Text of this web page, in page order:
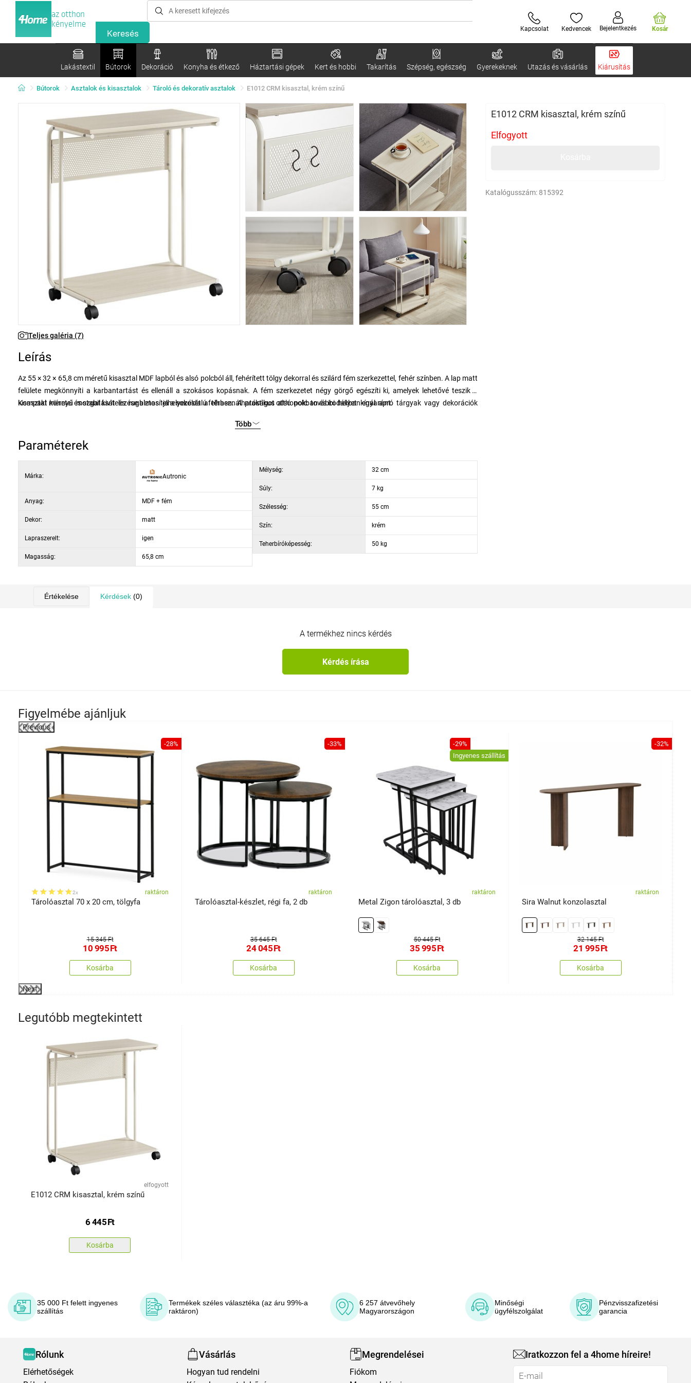
az otthon
kényelme
Kapcsolat Kedvencek Bejelentkezés Kosár
Lakástextil Bútorok Dekoráció Konyha és étkező Háztartási gépek Kert és hobbi Takarítás Szépség, egészség Gyerekeknek Utazás és vásárlás Kiárusítás
Bútorok Asztalok és kisasztalok Tároló és dekoratív asztalok E1012 CRM kisasztal, krém színű
Teljes galéria (7)
E1012 CRM kisasztal, krém színű
Elfogyott
Katalógusszám: 815392
Leírás
Az 55 × 32 × 65,8 cm méretű kisasztal MDF lapból és alsó polcból áll, fehérített tölgy dekorral és szilárd fém szerkezettel, fehér színben. A lap matt
felülete megkönnyíti a karbantartást és ellenáll a szokásos kopásnak. A fém szerkezetet négy görgő egészíti ki, amelyek lehetővé teszik a
kisasztal könnyű mozgatását és rugalmas elhelyezését a térben. A praktikus alsó polc további helyet kínál apró tárgyak vagy dekorációk
Kompakt méretei és stabil kivitelezése biztosítja a sokoldalú felhasználhatóságot otthonokban és irodákban egyaránt.
Több
Paraméterek
Márka: Autronic
Anyag: MDF + fém
Dekor: matt
Lapraszerelt: igen
Magasság: 65,8 cm
Mélység: 32 cm
Súly: 7 kg
Szélesség: 55 cm
Szín: krém
Teherbíróképesség: 50 kg
Értékelése Kérdések (0)
A termékhez nincs kérdés
Kérdés írása
Figyelmébe ajánljuk
Previous
-28%
2x raktáron
Tárolóasztal 70 x 20 cm, tölgyfa
15 345 Ft
10 995Ft
Kosárba
-33%
raktáron
Tárolóasztal-készlet, régi fa, 2 db
35 645 Ft
24 045Ft
Kosárba
-29%
Ingyenes szállítás
raktáron
Metal Zigon tárolóasztal, 3 db
50 445 Ft
35 995Ft
Kosárba
-32%
raktáron
Sira Walnut konzolasztal
32 145 Ft
21 995Ft
Kosárba
Next
Legutóbb megtekintett
elfogyott
E1012 CRM kisasztal, krém színű
6 445Ft
Kosárba
35 000 Ft felett ingyenes
szállítás
Termékek széles választéka (az áru 99%-a
raktáron)
6 257 átvevőhely
Magyarországon
Minőségi
ügyfélszolgálat
Pénzvisszafizetési
garancia
Rólunk
Elérhetőségek
Vásárlás
Hogyan tud rendelni
Megrendelései
Fiókom
Iratkozzon fel a 4home híreire!